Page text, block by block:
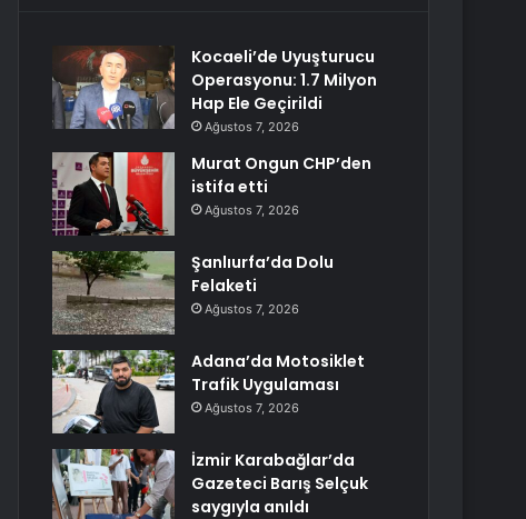
Kocaeli’de Uyuşturucu
Operasyonu: 1.7 Milyon
Hap Ele Geçirildi
Ağustos 7, 2026
Murat Ongun CHP’den
istifa etti
Ağustos 7, 2026
Şanlıurfa’da Dolu
Felaketi
Ağustos 7, 2026
Adana’da Motosiklet
Trafik Uygulaması
Ağustos 7, 2026
İzmir Karabağlar’da
Gazeteci Barış Selçuk
saygıyla anıldı